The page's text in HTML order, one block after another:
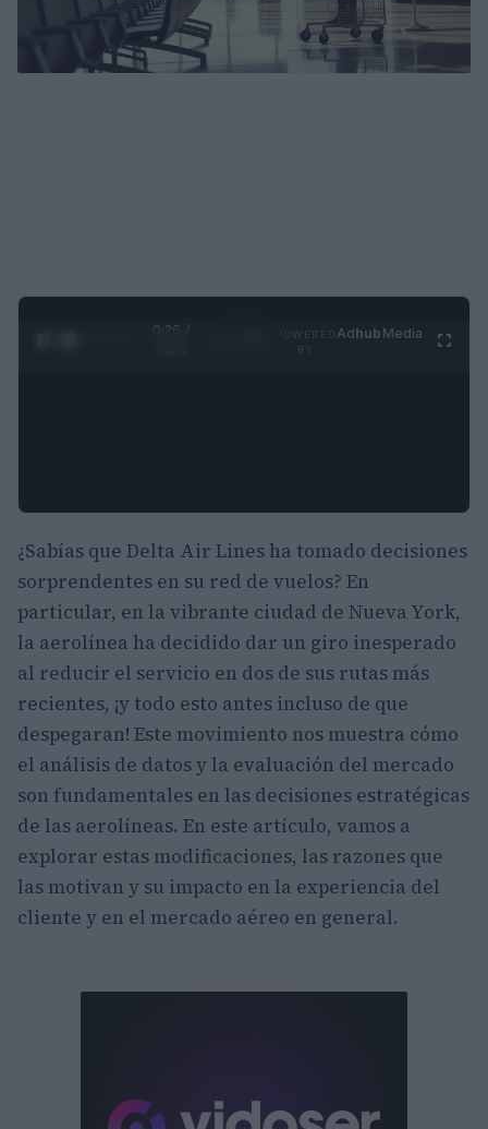
0:27 /
Adhub Media
¿Sabías que Delta Air Lines ha tomado decisiones
sorprendentes en su red de vuelos? En
particular, en la vibrante ciudad de Nueva York,
la aerolínea ha decidido dar un giro inesperado
al reducir el servicio en dos de sus rutas más
recientes, ¡y todo esto antes incluso de que
despegaran! Este movimiento nos muestra cómo
el análisis de datos y la evaluación del mercado
son fundamentales en las decisiones estratégicas
de las aerolíneas. En este artículo, vamos a
explorar estas modificaciones, las razones que
las motivan y su impacto en la experiencia del
cliente y en el mercado aéreo en general.